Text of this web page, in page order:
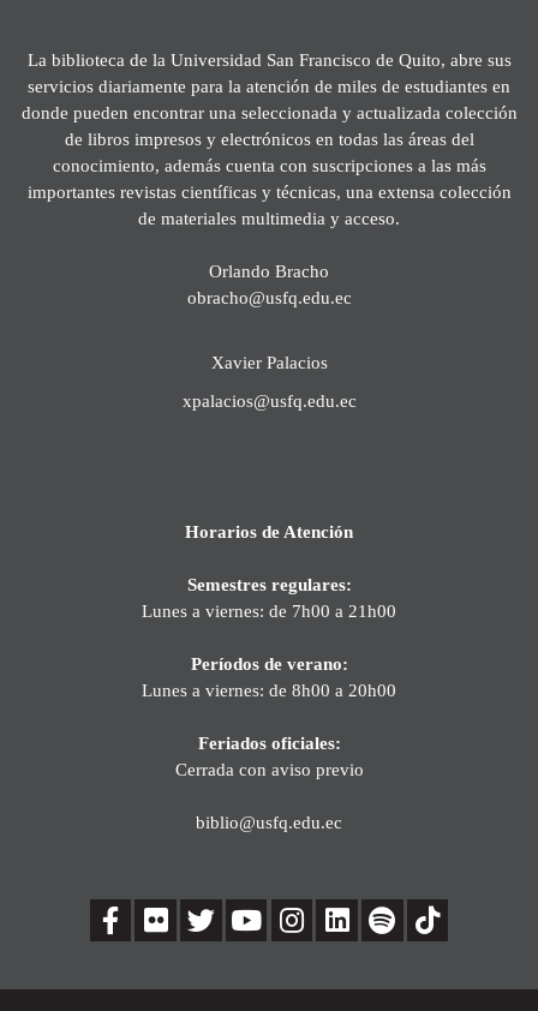
La biblioteca de la Universidad San Francisco de Quito, abre sus
servicios diariamente para la atención de miles de estudiantes en
donde pueden encontrar una seleccionada y actualizada colección
de libros impresos y electrónicos en todas las áreas del
conocimiento, además cuenta con suscripciones a las más
importantes revistas científicas y técnicas, una extensa colección
de materiales multimedia y acceso.
Orlando Bracho
obracho@usfq.edu.ec
Xavier Palacios
xpalacios@usfq.edu.ec
Horarios de Atención
Semestres regulares:
Lunes a viernes: de 7h00 a 21h00
Períodos de verano:
Lunes a viernes: de 8h00 a 20h00
Feriados oficiales:
Cerrada con aviso previo
biblio@usfq.edu.ec